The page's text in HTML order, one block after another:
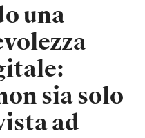
una
sia solo
ad